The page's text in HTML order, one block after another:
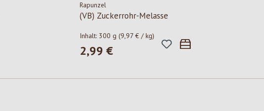
Rapunzel
(VB) Zuckerrohr-Melasse
Inhalt: 300 g (9,97 € / kg)
Regulärer Preis:
2,99 €